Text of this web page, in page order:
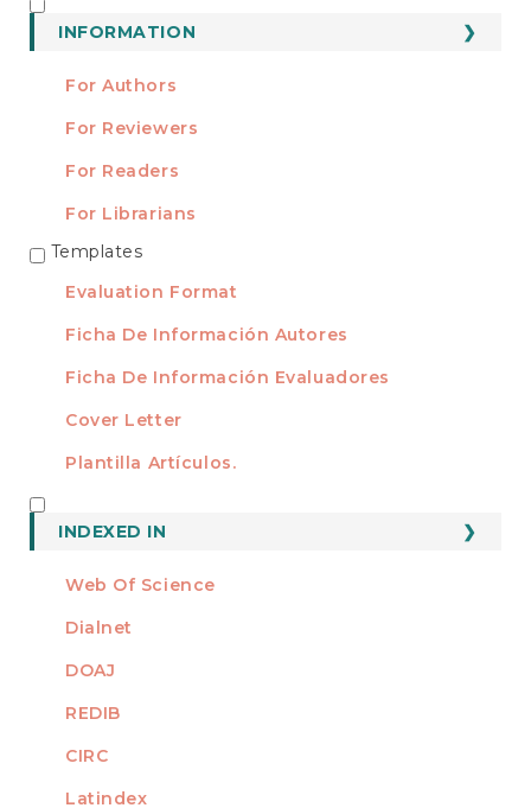
Submission
INFORMATION
For Authors
For Reviewers
For Readers
For Librarians
TEMPLATES
Templates
Evaluation Format
Ficha De Información Autores
Ficha De Información Evaluadores
Cover Letter
Plantilla Artículos.
INDEXED IN
Web Of Science
Dialnet
DOAJ
REDIB
CIRC
Latindex